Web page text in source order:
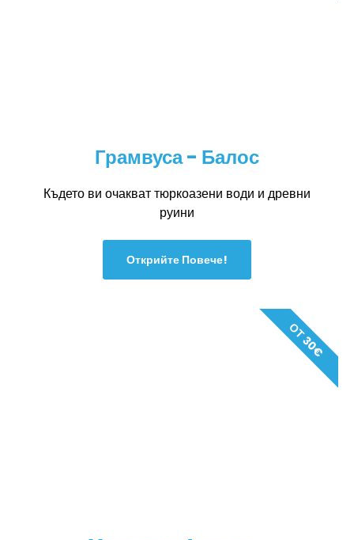
Грамвуса - Балос
Където ви очакват тюркоазени води и древни
руини
Открийте Повече!
ОТ 30€